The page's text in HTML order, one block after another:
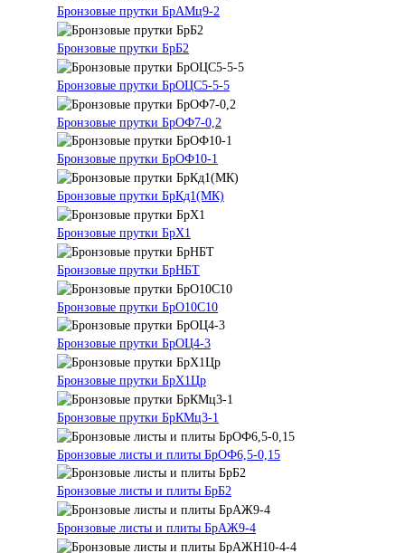
Бронзовые прутки БрАМц9-2
Бронзовые прутки БрБ2
Бронзовые прутки БрОЦС5-5-5
Бронзовые прутки БрОФ7-0,2
Бронзовые прутки БрОФ10-1
Бронзовые прутки БрКд1(МК)
Бронзовые прутки БрХ1
Бронзовые прутки БрНБТ
Бронзовые прутки БрО10С10
Бронзовые прутки БрОЦ4-3
Бронзовые прутки БрХ1Цр
Бронзовые прутки БрКМц3-1
Бронзовые листы и плиты БрОФ6,5-0,15
Бронзовые листы и плиты БрБ2
Бронзовые листы и плиты БрАЖ9-4